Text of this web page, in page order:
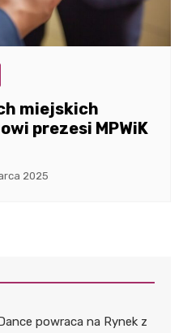
miejskich
prezesi MPWiK
2025
powraca na Rynek z